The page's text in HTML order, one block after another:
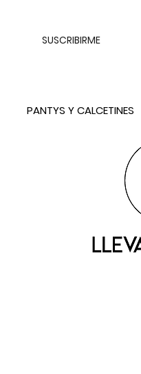
SUSCRIBIRME
PANTYS Y CALCETINES